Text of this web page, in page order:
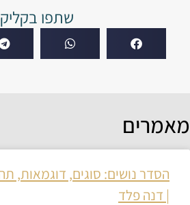
שתפו בקליק
מאמרים
| דנה פלד